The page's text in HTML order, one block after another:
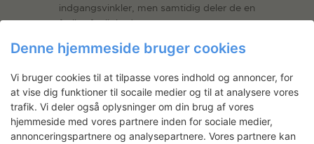
indgangsvinkler, men samtidig deler de en
fælles faglighed.
Denne hjemmeside bruger cookies
Vi bruger cookies til at tilpasse vores indhold og annoncer, for
at vise dig funktioner til socaile medier og til at analysere vores
trafik. Vi deler også oplysninger om din brug af vores
hjemmeside med vores partnere inden for sociale medier,
annonceringspartnere og analysepartnere. Vores partnere kan